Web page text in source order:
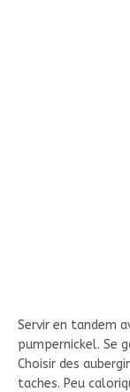
Servir en tandem
pumpernickel. Se
Choisir des
taches. Peu